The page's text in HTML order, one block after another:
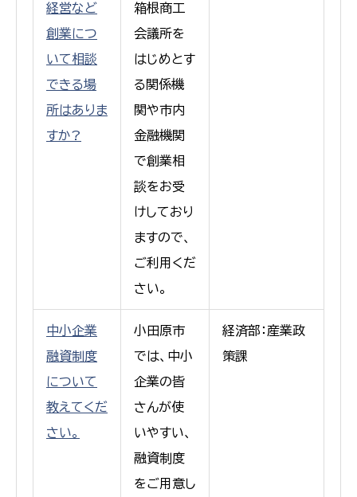
経営など
創業につ
いて相談
できる場
所はありま
すか?
箱根商工
会議所を
はじめとす
る関係機
関や市内
金融機関
で創業相
談をお受
けしており
ますので、
ご利用くだ
さい。
中小企業
融資制度
について
教えてくだ
さい。
小田原市
では、中小
企業の皆
さんが使
いやすい、
融資制度
をご用意し
経済部：産業政
策課